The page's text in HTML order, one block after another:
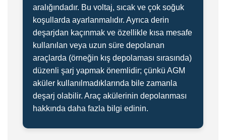
aralığındadır. Bu voltaj, sıcak ve çok soğuk
koşullarda ayarlanmalıdır. Ayrıca derin
deşarjdan kaçınmak ve özellikle kısa mesafe
kullanılan veya uzun süre depolanan
araçlarda (örneğin kış depolaması sırasında)
düzenli şarj yapmak önemlidir; çünkü AGM
aküler kullanılmadıklarında bile zamanla
deşarj olabilir. Araç akülerinin depolanması
hakkında daha fazla bilgi edinin.